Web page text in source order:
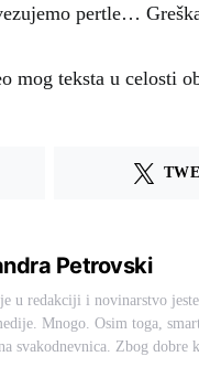
pertle…
mog teksta u celosti
Petrovski
u redakciji i novinarstvo
Mnogo. Osim toga,
svakodnevnica. Zbog